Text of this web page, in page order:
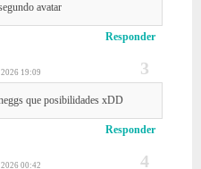
avatar
Responder
19:09
que posibilidades xDD
Responder
00:42